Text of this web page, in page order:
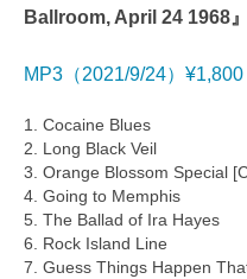
Ballroom, April 24 1968』
MP3（2021/9/24）¥1,800
1. Cocaine Blues
2. Long Black Veil
3. Orange Blossom Special
4. Going to Memphis
5. The Ballad of Ira Hayes
6. Rock Island Line
7. Guess Things Happen